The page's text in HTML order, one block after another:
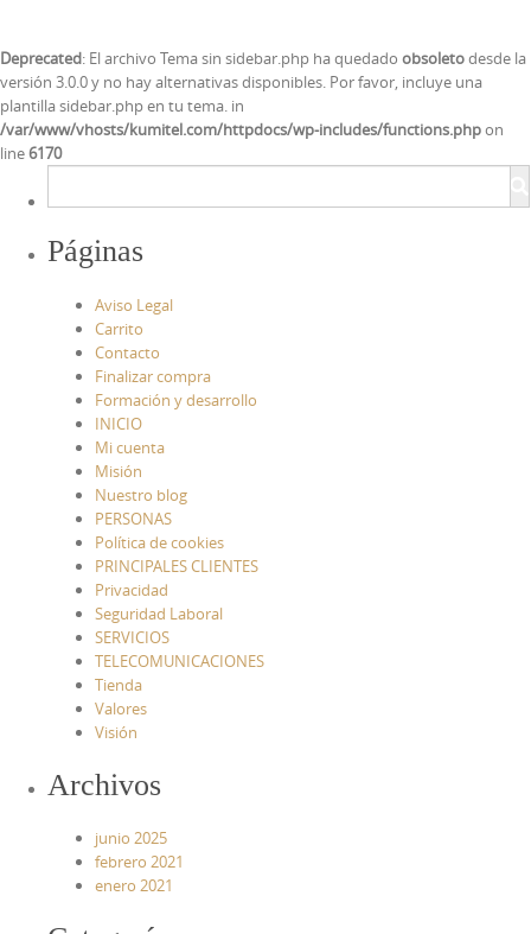
Deprecated: El archivo Tema sin sidebar.php ha quedado obsoletodesde la
versión 3.0.0 y no hay alternativas disponibles. Por favor, incluye una
plantilla sidebar.php en tu tema. in
/var/www/vhosts/kumitel.com/httpdocs/wp-includes/functions.phpon
line6170
Páginas
Aviso Legal
Carrito
Contacto
Finalizar compra
Formación y desarrollo
INICIO
Mi cuenta
Misión
Nuestro blog
PERSONAS
Política de cookies
PRINCIPALES CLIENTES
Privacidad
Seguridad Laboral
SERVICIOS
TELECOMUNICACIONES
Tienda
Valores
Visión
Archivos
junio 2025
febrero 2021
enero 2021